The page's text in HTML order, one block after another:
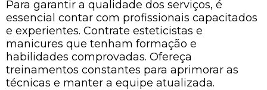
Para garantir a qualidade dos serviços, é
essencial contar com profissionais capacitados
e experientes. Contrate esteticistas e
manicures que tenham formação e
habilidades comprovadas. Ofereça
treinamentos constantes para aprimorar as
técnicas e manter a equipe atualizada.